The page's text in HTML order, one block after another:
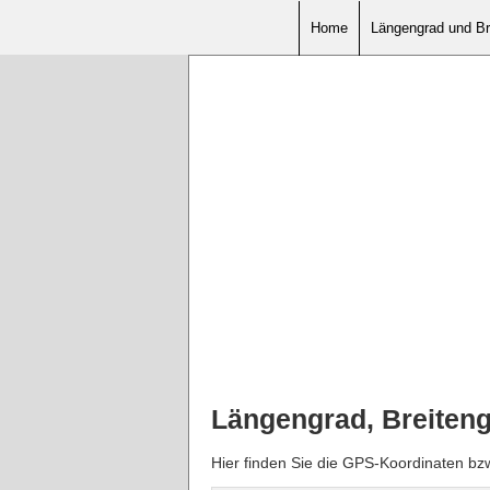
Home Längengrad und
Längengrad,
Hier finden Sie die GPS-Koordinaten